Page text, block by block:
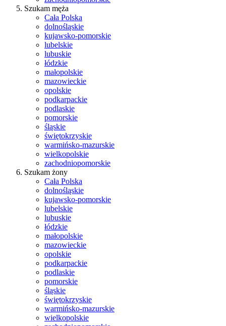
Szukam męża
Cała Polska
dolnośląskie
kujawsko-pomorskie
lubelskie
lubuskie
łódzkie
małopolskie
mazowieckie
opolskie
podkarpackie
podlaskie
pomorskie
śląskie
świętokrzyskie
warmińsko-mazurskie
wielkopolskie
zachodniopomorskie
Szukam żony
Cała Polska
dolnośląskie
kujawsko-pomorskie
lubelskie
lubuskie
łódzkie
małopolskie
mazowieckie
opolskie
podkarpackie
podlaskie
pomorskie
śląskie
świętokrzyskie
warmińsko-mazurskie
wielkopolskie